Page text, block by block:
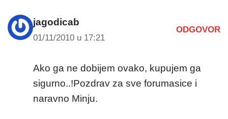
jagodicab
01/11/2010 u 17:21
ODGOVOR
Ako ga ne dobijem ovako, kupujem ga
sigurno..!Pozdrav za sve forumasice i
naravno Minju.